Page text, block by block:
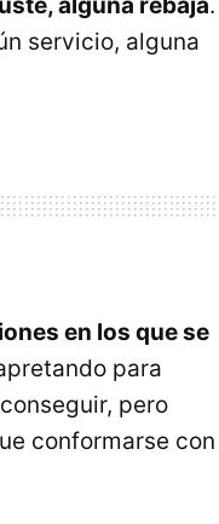
servicio, alguna
en los que se
para
pero
conformarse con